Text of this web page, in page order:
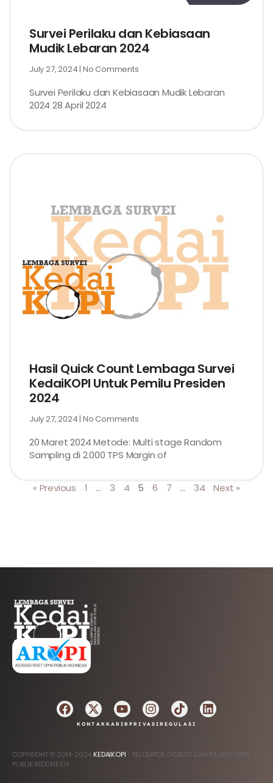
Survei Perilaku dan Kebiasaan
Mudik Lebaran 2024
July 27, 2024 No Comments
Survei Perilaku dan Kebiasaan Mudik Lebaran
2024 28 April 2024
Hasil Quick Count Lembaga Survei
KedaiKOPI Untuk Pemilu Presiden
2024
July 27, 2024 No Comments
20 Maret 2024 Metode: Multi stage Random
Sampling di 2.000 TPS Margin of
« Previous 1 … 3 4 5 6 7 … 34 Next »
AFILIASI
KONTAK KARIRPRIVASI REGULASI
COPYRIGHT © 2014-2024 KEDAIKOPI :: KELOMPOK DISKUSI DAN KAJIAN OPINI
PUBLIK INDONESIA